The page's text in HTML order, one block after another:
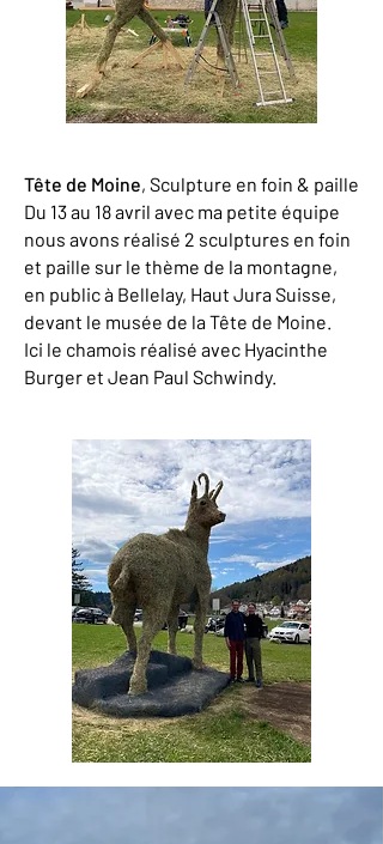
Tête de Moine, Sculpture en foin & paille
Du 13 au 18 avril avec ma petite équipe
nous avons réalisé 2 sculptures en foin
et paille sur le thème de la montagne,
en public à Bellelay, Haut Jura Suisse,
devant le musée de la Tête de Moine.
Ici le chamois réalisé avec Hyacinthe
Burger et Jean Paul Schwindy.